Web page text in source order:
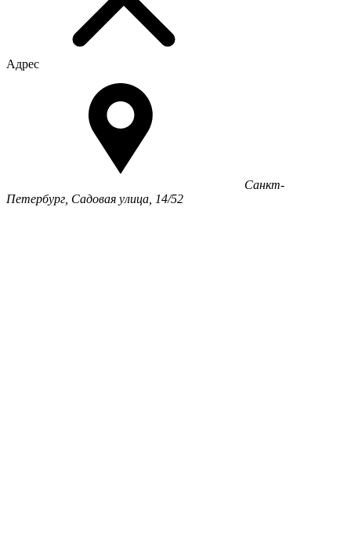
Адрес
Санкт-
Петербург, Садовая улица, 14/52